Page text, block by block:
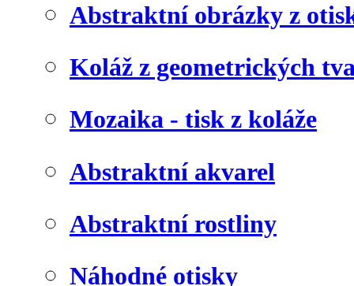
Abstraktní obrázky z
Koláž z geometrických
Mozaika - tisk z koláže
Abstraktní akvarel
Abstraktní rostliny
Náhodné otisky